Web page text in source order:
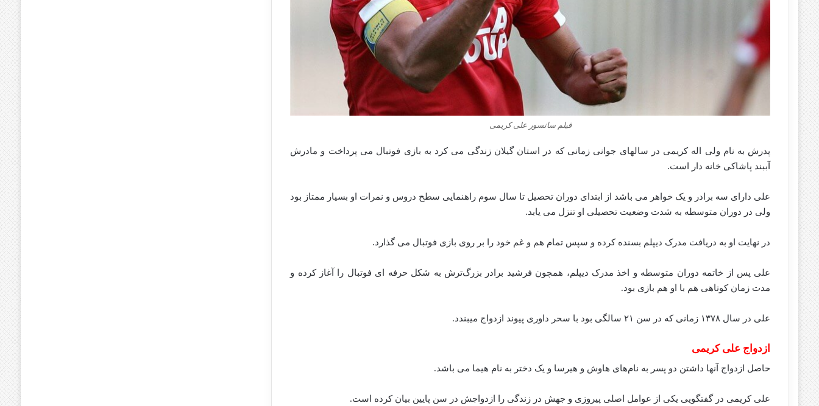
فیلم سانسور علی کریمی
پدرش به نام ولی اله کریمی در سالهای جوانی زمانی که در استان گیلان زندگی می کرد به بازی فوتبال می پرداخت و مادرش
آببند پاشاکی خانه دار است.
علی دارای سه برادر و یک خواهر می باشد از ابتدای دوران تحصیل تا سال سوم راهنمایی سطح دروس و نمرات او بسیار ممتاز بود
ولی در دوران متوسطه به شدت وضعیت تحصیلی او تنزل می یابد.
در نهایت او به دریافت مدرک دیپلم بسنده کرده و سپس تمام هم و غم خود را بر روی بازی فوتبال می گذارد.
علی پس از خاتمه دوران متوسطه و اخذ مدرک دیپلم، همچون فرشید برادر بزرگ‌ترش به شکل حرفه ای فوتبال را آغاز کرده و
مدت زمان کوتاهی هم با او هم بازی بود.
علی در سال ۱۳۷۸ زمانی که در سن ۲۱ سالگی بود با سحر داوری پیوند ازدواج میبندد.
ازدواج علی کریمی
حاصل ازدواج آنها داشتن دو پسر به نام‌های هاوش و هیرسا و یک دختر به نام هیما می باشد.
علی کریمی در گفتگویی یکی از عوامل اصلی پیروزی و جهش در زندگی را ازدواجش در سن پایین بیان کرده است.